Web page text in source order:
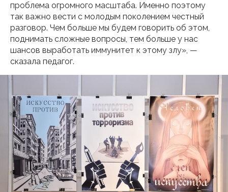
проблема огромного масштаба. Именно поэтому
так важно вести с молодым поколением честный
разговор. Чем больше мы будем говорить об этом,
поднимать сложные вопросы, тем больше у нас
шансов выработать иммунитет к этому злу», —
сказала педагог.